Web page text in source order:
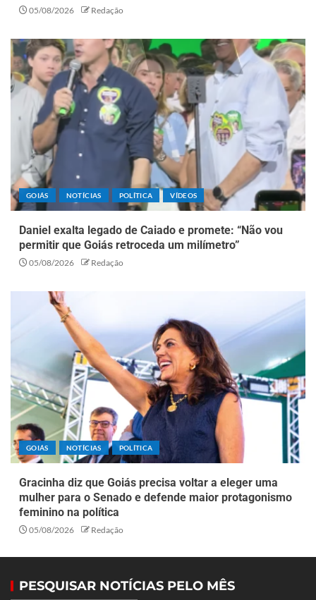
05/08/2026 Redação
GOIÁS NOTÍCIAS POLÍTICA VÍDEOS
Daniel exalta legado de Caiado e promete: “Não vou
permitir que Goiás retroceda um milímetro”
05/08/2026 Redação
GOIÁS NOTÍCIAS POLÍTICA
Gracinha diz que Goiás precisa voltar a eleger uma
mulher para o Senado e defende maior protagonismo
feminino na política
05/08/2026 Redação
PESQUISAR NOTÍCIAS PELO MÊS